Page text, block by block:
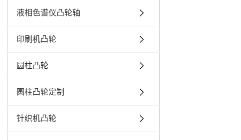
液相色谱仪凸轮轴
印刷机凸轮
圆柱凸轮
圆柱凸轮定制
针织机凸轮